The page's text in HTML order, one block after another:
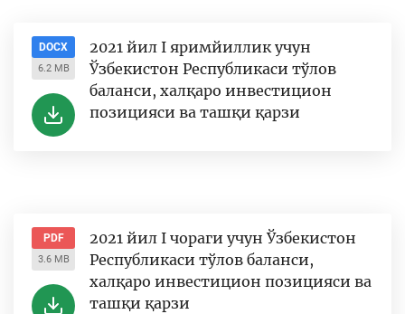
DOCX
6.2 MB
2021 йил I яримйиллик учун
Ўзбекистон Республикаси тўлов
баланси, халқаро инвестицион
позицияси ва ташқи қарзи
PDF
3.6 MB
2021 йил I чораги учун Ўзбекистон
Республикаси тўлов баланси,
халқаро инвестицион позицияси ва
ташқи қарзи